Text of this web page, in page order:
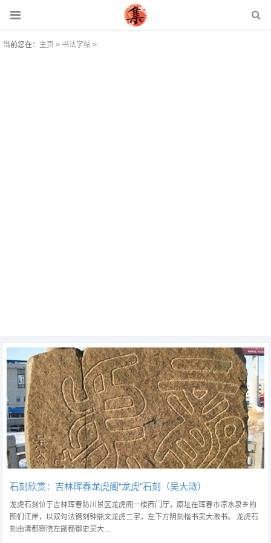
当前您在： 主页 > 书法字帖 >
石刻欣赏：吉林珲春龙虎阁“龙虎”石刻（吴大澂）
龙虎石刻位于吉林珲春防川景区龙虎阁一楼西门厅，原址在珲春市凉水泉乡的
图们江岸，以双勾法镌刻钟鼎文龙虎二字，左下方阴刻楷书吴大澂书。 龙虎石
刻由清都察院左副都御史吴大...